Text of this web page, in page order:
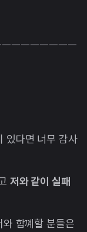
ㅡㅡㅡㅡㅡㅡㅡ
있다면 너무 감사
저와 같이 실패
함꼐할 분들은